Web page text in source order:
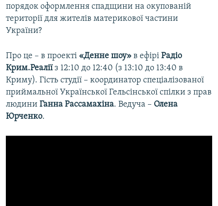
порядок оформлення спадщини на окупованій
території для жителів материкової частини
України?
Про це – в проекті «Денне шоу» в ефірі Радіо
Крим.Реаліїз 12:10 до 12:40 (з 13:10 до 13:40 в
Криму). Гість студії – координатор спеціалізованої
приймальної Української Гельсінської спілки з прав
людини Ганна Рассамахіна. Ведуча – Олена
Юрченко.